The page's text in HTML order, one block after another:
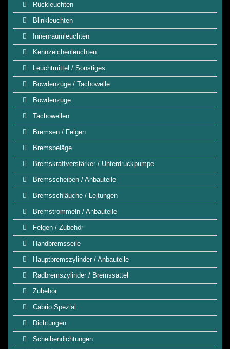
Rückleuchten
Blinkleuchten
Innenraumleuchten
Kennzeichenleuchten
Leuchtmittel / Sonstiges
Bowdenzüge / Tachowelle
Bowdenzüge
Tachowellen
Bremsen / Felgen
Bremsbeläge
Bremskraftverstärker / Unterdruckpumpe
Bremsscheiben / Anbauteile
Bremsschläuche / Leitungen
Bremstrommeln / Anbauteile
Felgen / Zubehör
Handbremsseile
Hauptbremszylinder / Anbauteile
Radbremszylinder / Bremssättel
Zubehör
Cabrio Spezial
Dichtungen
Scheibendichtungen